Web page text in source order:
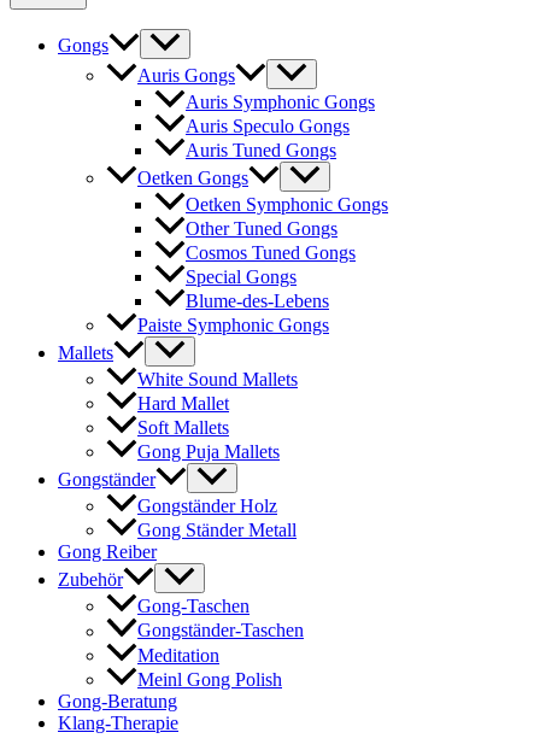
Gongs
Auris Gongs
Auris Symphonic Gongs
Auris Speculo Gongs
Auris Tuned Gongs
Oetken Gongs
Oetken Symphonic Gongs
Other Tuned Gongs
Cosmos Tuned Gongs
Special Gongs
Blume-des-Lebens
Paiste Symphonic Gongs
Mallets
White Sound Mallets
Hard Mallet
Soft Mallets
Gong Puja Mallets
Gongständer
Gongständer Holz
Gong Ständer Metall
Gong Reiber
Zubehör
Gong-Taschen
Gongständer-Taschen
Meditation
Meinl Gong Polish
Gong-Beratung
Klang-Therapie